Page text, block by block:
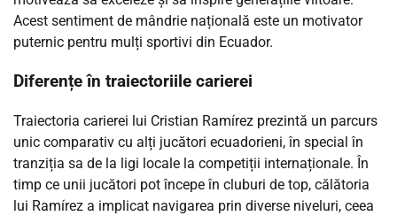
Acest sentiment de mândrie națională este un motivator
puternic pentru mulți sportivi din Ecuador.
Diferențe în traiectoriile carierei
Traiectoria carierei lui Cristian Ramírez prezintă un parcurs
unic comparativ cu alți jucători ecuadorieni, în special în
tranziția sa de la ligi locale la competiții internaționale. În
timp ce unii jucători pot începe în cluburi de top, călătoria
lui Ramírez a implicat navigarea prin diverse niveluri, ceea